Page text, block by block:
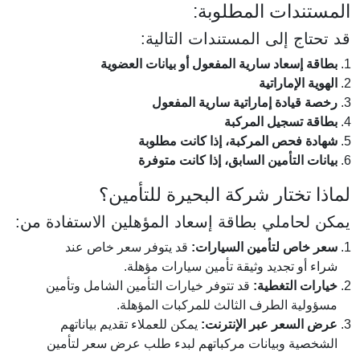
المستندات المطلوبة:
قد تحتاج إلى المستندات التالية:
بطاقة إسعاد سارية المفعول أو بيانات العضوية
الهوية الإماراتية
رخصة قيادة إماراتية سارية المفعول
بطاقة تسجيل المركبة
شهادة فحص المركبة، إذا كانت مطلوبة
بيانات التأمين السابق، إذا كانت متوفرة
لماذا تختار شركة البحيرة للتأمين؟
يمكن لحاملي بطاقة إسعاد المؤهلين الاستفادة من:
سعر خاص لتأمين السيارات: قد يتوفر سعر خاص عند
شراء أو تجديد وثيقة تأمين سيارات مؤهلة.
خيارات التغطية: قد تتوفر خيارات التأمين الشامل وتأمين
مسؤولية الطرف الثالث للمركبات المؤهلة.
عرض السعر عبر الإنترنت: يمكن للعملاء تقديم بياناتهم
الشخصية وبيانات مركباتهم لبدء طلب عرض سعر لتأمين